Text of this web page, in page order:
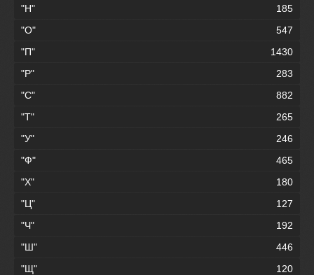
"Н"
185
"О"
547
"П"
1430
"Р"
283
"С"
882
"Т"
265
"У"
246
"Ф"
465
"Х"
180
"Ц"
127
"Ч"
192
"Ш"
446
"Щ"
120